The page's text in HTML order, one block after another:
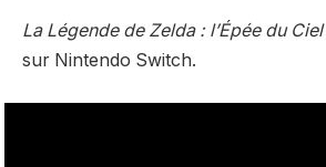
La Légende de Zelda : l’Épée du Ciel
sur Nintendo Switch.